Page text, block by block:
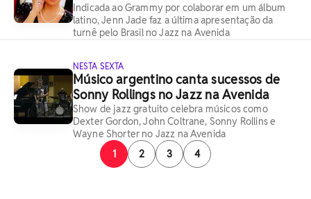
Indicada ao Grammy por colaborar em um álbum
latino, Jenn Jade faz a última apresentação da
turnê pelo Brasil no Jazz na Avenida
NESTA SEXTA
Músico argentino canta sucessos de
Sonny Rollings no Jazz na Avenida
Show de jazz gratuito celebra músicos como
Dexter Gordon, John Coltrane, Sonny Rollins e
Wayne Shorter no Jazz na Avenida
1
2 3 4